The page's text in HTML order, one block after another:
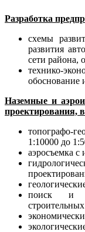
Разработка
схемы
развития
сети района,
технико-
обоснование
Наземные и
проектирования,
топографо-
1:10000 до
аэросъемка с
поиск и